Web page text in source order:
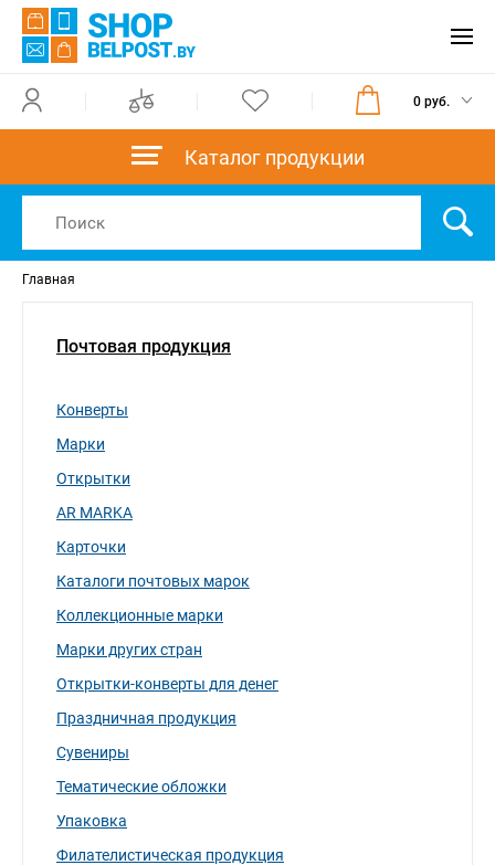
0 руб.
Каталог продукции
Главная
Почтовая продукция
Конверты
Марки
Открытки
AR MARKA
Карточки
Каталоги почтовых марок
Коллекционные марки
Марки других стран
Открытки-конверты для денег
Праздничная продукция
Сувениры
Тематические обложки
Упаковка
Филателистическая продукция